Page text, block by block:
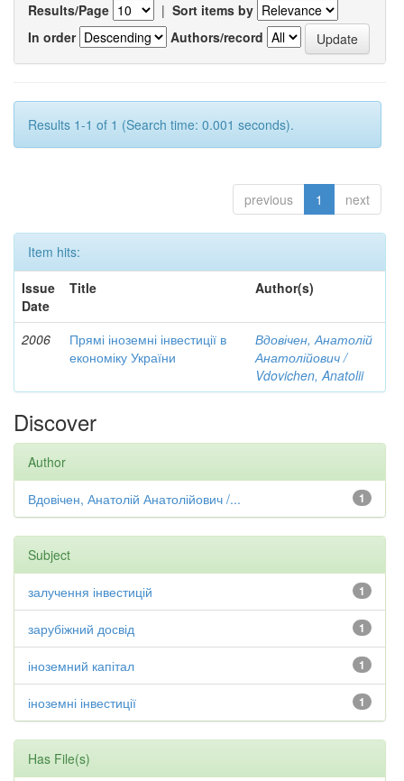
Results/Page | Sort items by
In order
Authors/record
Results 1-1 of 1 (Search time: 0.001 seconds).
previous 1 next
Item hits:
Issue
Date
Title Author(s)
2006
Прямі іноземні інвестиції в
економіку України
Вдовічен, Анатолій
Анатолійович /
Vdovichen, Anatolii
Discover
Author
1
Вдовічен, Анатолій Анатолійович /...
Subject
1
залучення інвестицій
1
зарубіжний досвід
1
іноземний капітал
1
іноземні інвестиції
Has File(s)